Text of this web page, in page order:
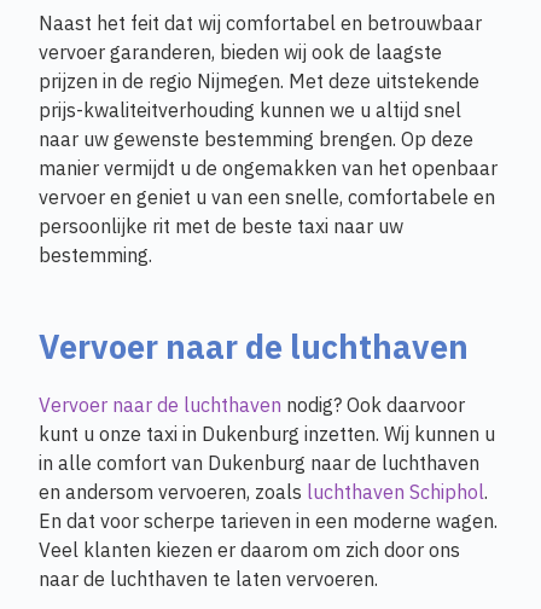
Naast het feit dat wij comfortabel en betrouwbaar
vervoer garanderen, bieden wij ook de laagste
prijzen in de regio Nijmegen. Met deze uitstekende
prijs-kwaliteitverhouding kunnen we u altijd snel
naar uw gewenste bestemming brengen. Op deze
manier vermijdt u de ongemakken van het openbaar
vervoer en geniet u van een snelle, comfortabele en
persoonlijke rit met de beste taxi naar uw
bestemming.
Vervoer naar de luchthaven
Vervoer naar de luchthaven nodig? Ook daarvoor
kunt u onze taxi in Dukenburg inzetten. Wij kunnen u
in alle comfort van Dukenburg naar de luchthaven
en andersom vervoeren, zoals luchthaven Schiphol.
En dat voor scherpe tarieven in een moderne wagen.
Veel klanten kiezen er daarom om zich door ons
naar de luchthaven te laten vervoeren.